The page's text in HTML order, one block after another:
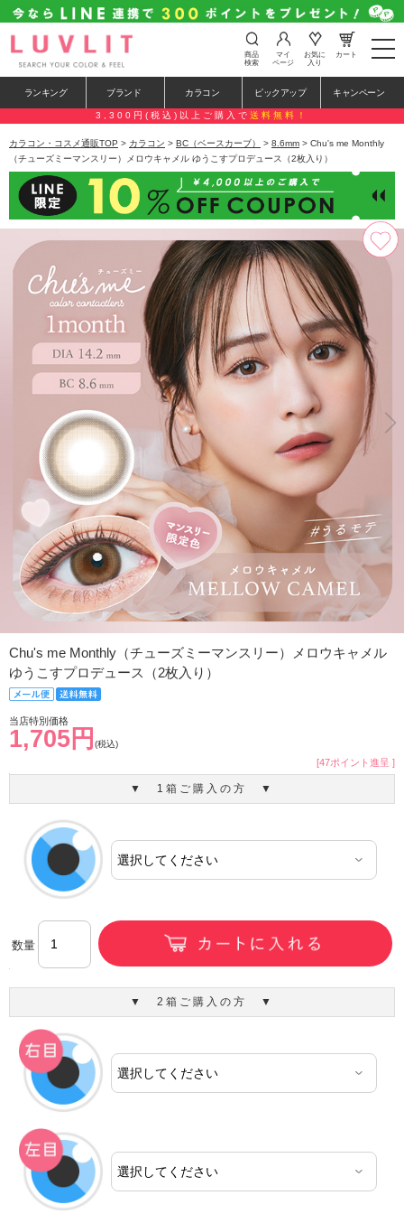
t
o
e
n
a
a
i
o
n
商品
検索
マイ
ページ
お気に
入り
カート
ランキング ブランド カラコン ピックアップ キャンペーン
3,300円(税込)以上ご購入で 送料無料！
カラコン・コスメ通販TOP > カラコン > BC（ベースカーブ） > 8.6mm > Chu's me Monthly
（チューズミーマンスリー）メロウキャメル ゆうこすプロデュース（2枚入り）
Chu's me Monthly（チューズミーマンスリー）メロウキャメル
ゆうこすプロデュース（2枚入り）
当店特別価格
1,705円 (税込)
[47ポイント進呈 ]
▼ 1箱ご購入の方 ▼
数量
▼ 2箱ご購入の方 ▼